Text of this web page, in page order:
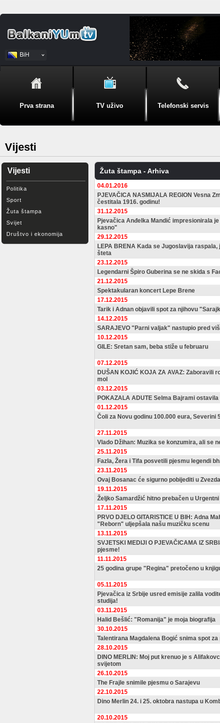
BiH
Srpski
Prva strana TV uživo Telefonski servis
Vijesti
Vijesti
Politika
Sport
Žuta štampa
Svijet
Društvo i ekonomija
Žuta štampa - Arhiva
04.01.2016
PJEVAČICA NASMIJALA REGION Vesna
čestitala 1916. godinu!
31.12.2015
Pjevačica Anđelka Mandić impresionirala
kasno"
29.12.2015
LEPA BRENA Kada se Jugoslavija
šteta
23.12.2015
Legendarni Špiro Guberina se ne skida s
21.12.2015
Spektakularan koncert Lepe Brene
17.12.2015
Tarik i Adnan objavili spot za njihovu
14.12.2015
SARAJEVO "Parni valjak" nastupio pred
10.12.2015
GILE: Sretan sam, beba stiže u februaru
07.12.2015
DUŠAN KOJIĆ KOJA ZA AVAZ: Zaboravili
mol
03.12.2015
POKAZALA ADUTE Selma Bajrami
01.12.2015
Čoli za Novu godinu 100.000 eura, Severini
27.11.2015
Vlado Džihan: Muzika se konzumira, ali se
25.11.2015
Fazla, Žera i Tifa posvetili pjesmu legendi
23.11.2015
Ovaj Bosanac će sigurno pobijediti u
19.11.2015
Željko Samardžić hitno prebačen u
17.11.2015
PRVO DJELO GITARISTICE U BIH: Adna
"Reborn" uljepšala našu muzičku scenu
13.11.2015
SVJETSKI MEDIJI O PJEVAČICAMA IZ
pjesme!
11.11.2015
25 godina grupe "Regina" pretočeno u
05.11.2015
Pjevačica iz Srbije usred emisije zalila
studija!
03.11.2015
Halid Bešlić: "Romanija" je moja biografija
30.10.2015
Talentirana Magdalena Bogić snima spot
28.10.2015
DINO MERLIN: Moj put krenuo je s
svijetom
26.10.2015
The Frajle snimile pjesmu o Sarajevu
22.10.2015
Dino Merlin 24. i 25. oktobra nastupa u
20.10.2015